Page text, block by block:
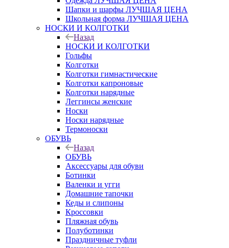
Шапки и шарфы ЛУЧШАЯ ЦЕНА
Школьная форма ЛУЧШАЯ ЦЕНА
НОСКИ И КОЛГОТКИ
Назад
НОСКИ И КОЛГОТКИ
Гольфы
Колготки
Колготки гимнастические
Колготки капроновые
Колготки нарядные
Леггинсы женские
Носки
Носки нарядные
Термоноски
ОБУВЬ
Назад
ОБУВЬ
Аксессуары для обуви
Ботинки
Валенки и угги
Домашние тапочки
Кеды и слипоны
Кроссовки
Пляжная обувь
Полуботинки
Праздничные туфли